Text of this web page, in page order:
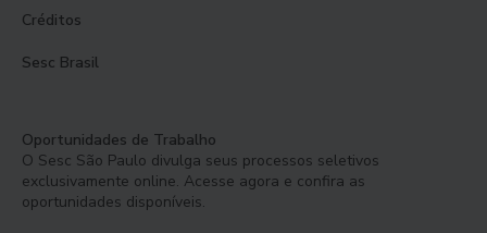
Créditos
Sesc Brasil
Oportunidades de Trabalho
O Sesc São Paulo divulga seus processos seletivos
exclusivamente online. Acesse agora e confira as
oportunidades disponíveis.